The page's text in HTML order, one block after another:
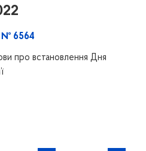
№ 6564
про встановлення Дня